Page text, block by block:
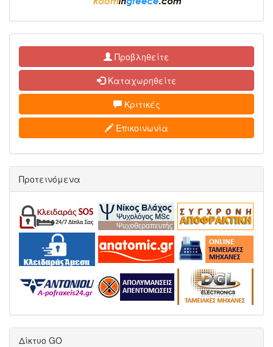
Προβληθείτε
Καταχωρηθείτε
Κριτικές
Επικοινωνία
Προτεινόμενα
Δίκτυο GO